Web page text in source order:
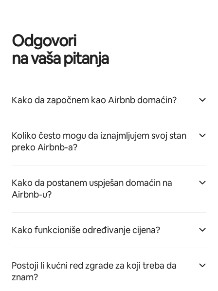
Odgovori
na vaša pitanja
Kako da započnem kao Airbnb domaćin?
Koliko često mogu da iznajmljujem svoj stan
preko Airbnb-a?
Kako da postanem uspješan domaćin na
Airbnb-u?
Kako funkcioniše određivanje cijena?
Postoji li kućni red zgrade za koji treba da
znam?